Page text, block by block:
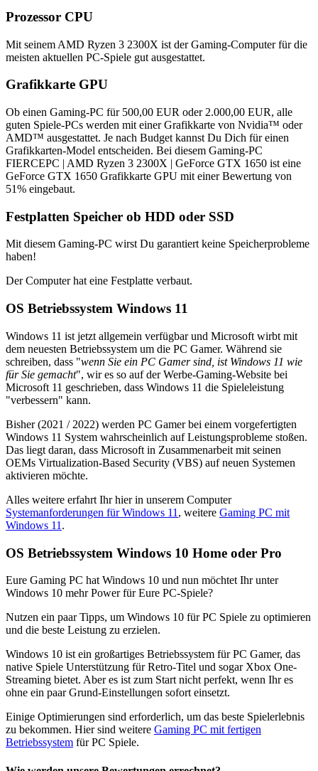
Prozessor CPU
Mit seinem AMD Ryzen 3 2300X ist der Gaming-Computer für die
meisten aktuellen PC-Spiele gut ausgestattet.
Grafikkarte GPU
Ob einen Gaming-PC für 500,00 EUR oder 2.000,00 EUR, alle
guten Spiele-PCs werden mit einer Grafikkarte von Nvidia™ oder
AMD™ ausgestattet. Je nach Budget kannst Du Dich für einen
Grafikkarten-Model entscheiden. Bei diesem Gaming-PC
FIERCEPC | AMD Ryzen 3 2300X | GeForce GTX 1650 ist eine
GeForce GTX 1650 Grafikkarte GPU mit einer Bewertung von
51% eingebaut.
Festplatten Speicher ob HDD oder SSD
Mit diesem Gaming-PC wirst Du garantiert keine Speicherprobleme
haben!
Der Computer hat eine Festplatte verbaut.
OS Betriebssystem Windows 11
Windows 11 ist jetzt allgemein verfügbar und Microsoft wirbt mit
dem neuesten Betriebssystem um die PC Gamer. Während sie
schreiben, dass "wenn Sie ein PC Gamer sind, ist Windows 11 wie
für Sie gemacht", wir es so auf der Werbe-Gaming-Website bei
Microsoft 11 geschrieben, dass Windows 11 die Spieleleistung
"verbessern" kann.
Bisher (2021 / 2022) werden PC Gamer bei einem vorgefertigten
Windows 11 System wahrscheinlich auf Leistungsprobleme stoßen.
Das liegt daran, dass Microsoft in Zusammenarbeit mit seinen
OEMs Virtualization-Based Security (VBS) auf neuen Systemen
aktivieren möchte.
Alles weitere erfahrt Ihr hier in unserem Computer
Systemanforderungen für Windows 11 , weitere Gaming PC mit
Windows 11 .
OS Betriebssystem Windows 10 Home oder Pro
Eure Gaming PC hat Windows 10 und nun möchtet Ihr unter
Windows 10 mehr Power für Eure PC-Spiele?
Nutzen ein paar Tipps, um Windows 10 für PC Spiele zu optimieren
und die beste Leistung zu erzielen.
Windows 10 ist ein großartiges Betriebssystem für PC Gamer, das
native Spiele Unterstützung für Retro-Titel und sogar Xbox One-
Streaming bietet. Aber es ist zum Start nicht perfekt, wenn Ihr es
ohne ein paar Grund-Einstellungen sofort einsetzt.
Einige Optimierungen sind erforderlich, um das beste Spielerlebnis
zu bekommen. Hier sind weitere Gaming PC mit fertigen
Betriebssystem für PC Spiele.